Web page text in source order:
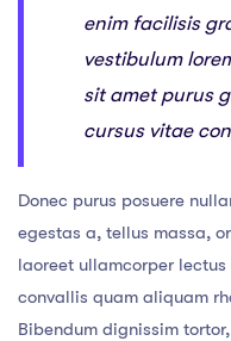
enim facilisis
vestibulum
sit amet purus
cursus vitae
Donec purus posuere
egestas a, tellus massa,
laoreet ullamcorper
convallis quam aliquam
Bibendum dignissim